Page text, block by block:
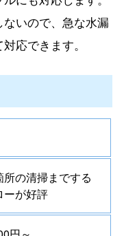
いので、急な水漏
応できます。
の清掃までする
ーが好評